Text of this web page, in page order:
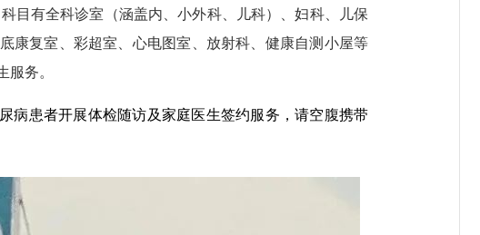
目 有全科诊室（涵盖内、小外科、儿科）、妇科、儿保
康复室、彩超室、心电图室、放射科、健康自测小屋等
务。
病患者开展体检随访及家庭医生签约服务，请空腹携带